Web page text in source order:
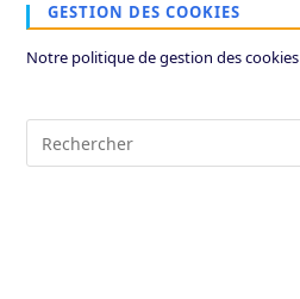
GESTION DES COOKIES
Notre politique de gestion des cookies